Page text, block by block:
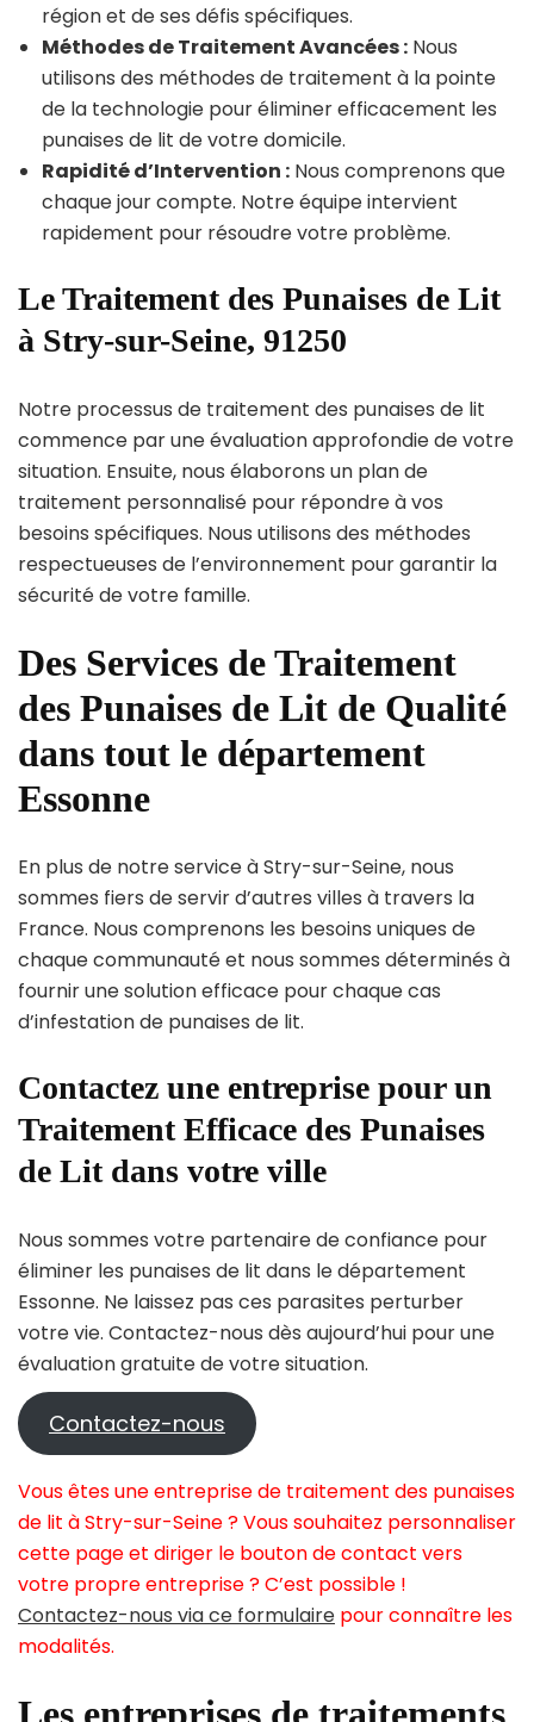
région et de ses défis spécifiques.
Méthodes de Traitement Avancées : Nous
utilisons des méthodes de traitement à la pointe
de la technologie pour éliminer efficacement les
punaises de lit de votre domicile.
Rapidité d’Intervention : Nous comprenons que
chaque jour compte. Notre équipe intervient
rapidement pour résoudre votre problème.
Le Traitement des Punaises de Lit
à Stry-sur-Seine, 91250
Notre processus de traitement des punaises de lit
commence par une évaluation approfondie de votre
situation. Ensuite, nous élaborons un plan de
traitement personnalisé pour répondre à vos
besoins spécifiques. Nous utilisons des méthodes
respectueuses de l’environnement pour garantir la
sécurité de votre famille.
Des Services de Traitement
des Punaises de Lit de Qualité
dans tout le département
Essonne
En plus de notre service à Stry-sur-Seine, nous
sommes fiers de servir d’autres villes à travers la
France. Nous comprenons les besoins uniques de
chaque communauté et nous sommes déterminés à
fournir une solution efficace pour chaque cas
d’infestation de punaises de lit.
Contactez une entreprise pour un
Traitement Efficace des Punaises
de Lit dans votre ville
Nous sommes votre partenaire de confiance pour
éliminer les punaises de lit dans le département
Essonne. Ne laissez pas ces parasites perturber
votre vie. Contactez-nous dès aujourd’hui pour une
évaluation gratuite de votre situation.
Contactez-nous
Vous êtes une entreprise de traitement des punaises
de lit à Stry-sur-Seine ? Vous souhaitez personnaliser
cette page et diriger le bouton de contact vers
votre propre entreprise ? C’est possible !
Contactez-nous via ce formulaire pour connaître les
modalités.